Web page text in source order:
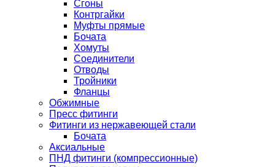
Сгоны
Контргайки
Муфты прямые
Бочата
Хомуты
Соединители
Отводы
Тройники
Фланцы
Обжимные
Пресс фитинги
Фитинги из нержавеющей стали
Бочата
Аксиальные
ПНД фитинги (компрессионные)